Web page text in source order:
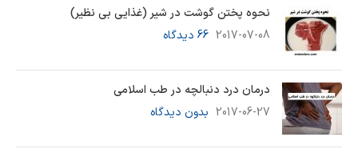
نحوه پختن گوشت در شیر (غذایی بی نظیر)
2017-07-08 66 دیدگاه
درمان درد دنبالچه در طب اسلامی
2017-06-27 بدون دیدگاه